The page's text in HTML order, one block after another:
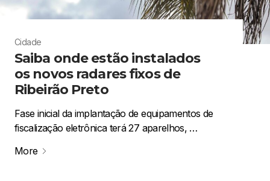
Cidade
Saiba onde estão instalados
os novos radares fixos de
Ribeirão Preto
Fase inicial da implantação de equipamentos de
fiscalização eletrônica terá 27 aparelhos, …
More